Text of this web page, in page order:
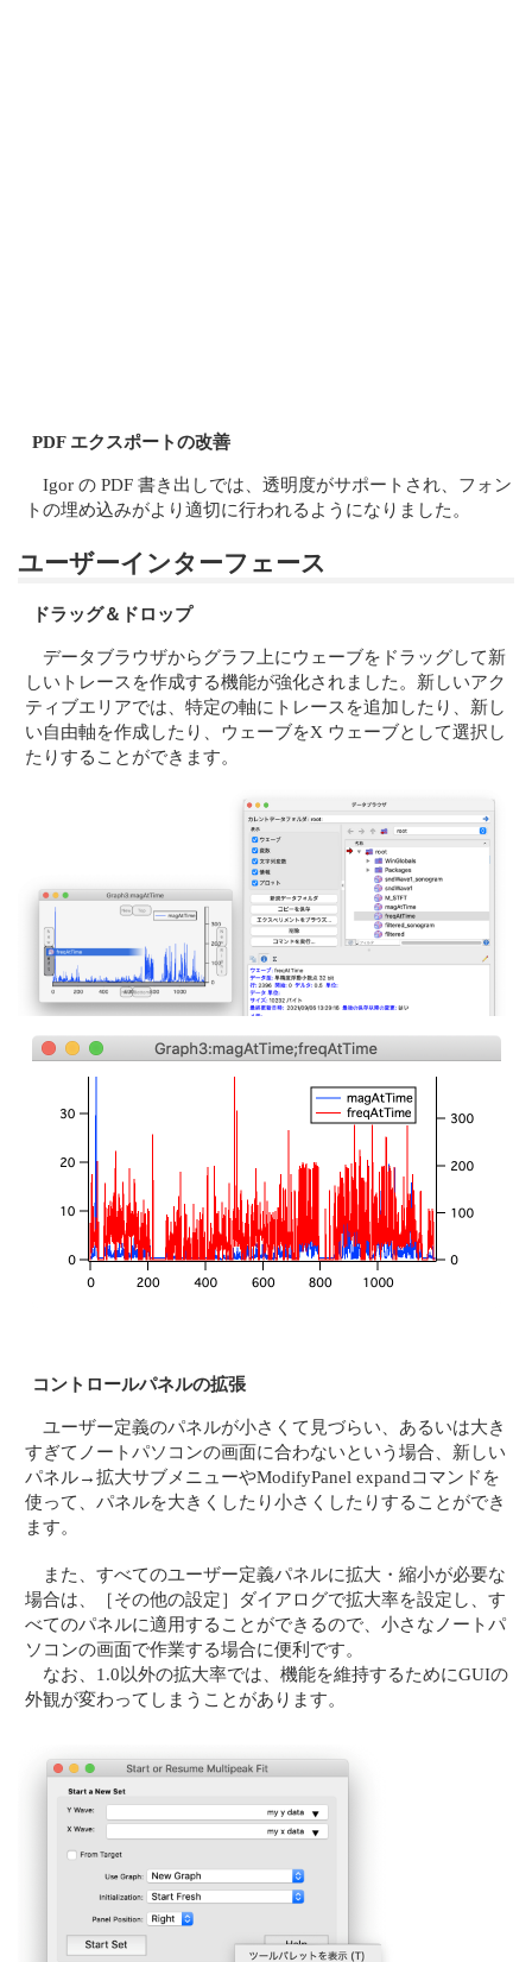
PDF エクスポートの改善
Igor の PDF 書き出しでは、透明度がサポートされ、フォン
トの埋め込みがより適切に行われるようになりました。
ユーザーインターフェース
ドラッグ＆ドロップ
データブラウザからグラフ上にウェーブをドラッグして新
しいトレースを作成する機能が強化されました。新しいアク
ティブエリアでは、特定の軸にトレースを追加したり、新し
い自由軸を作成したり、ウェーブをX ウェーブとして選択し
たりすることができます。
コントロールパネルの拡張
ユーザー定義のパネルが小さくて見づらい、あるいは大き
すぎてノートパソコンの画面に合わないという場合、新しい
パネル→拡大サブメニューやModifyPanel expandコマンドを
使って、パネルを大きくしたり小さくしたりすることができ
ます。
また、すべてのユーザー定義パネルに拡大・縮小が必要な
場合は、［その他の設定］ダイアログで拡大率を設定し、す
べてのパネルに適用することができるので、小さなノートパ
ソコンの画面で作業する場合に便利です。
なお、1.0以外の拡大率では、機能を維持するためにGUIの
外観が変わってしまうことがあります。